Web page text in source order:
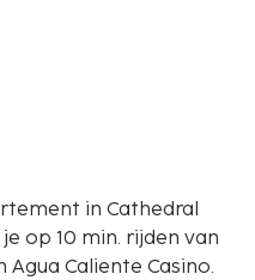
in Cathedral
op 10 min. rijden van
Agua Caliente Casino.